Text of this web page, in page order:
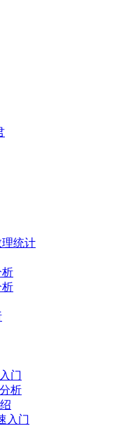
统计
析
析
门
析
入门